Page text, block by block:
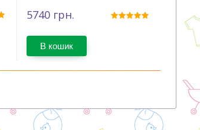
5740грн.
В кошик